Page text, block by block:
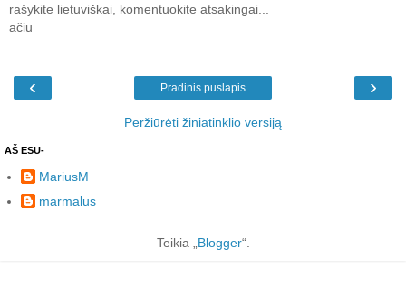
rašykite lietuviškai, komentuokite atsakingai...
ačiū
‹ ›
Pradinis puslapis
Peržiūrėti žiniatinklio versiją
AŠ ESU-
MariusM
marmalus
Teikia „ Blogger“.